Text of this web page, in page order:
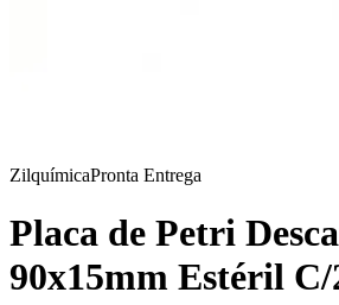
ZilquímicaPronta Entrega
Placa de Petri
90x15mm Estéril C/